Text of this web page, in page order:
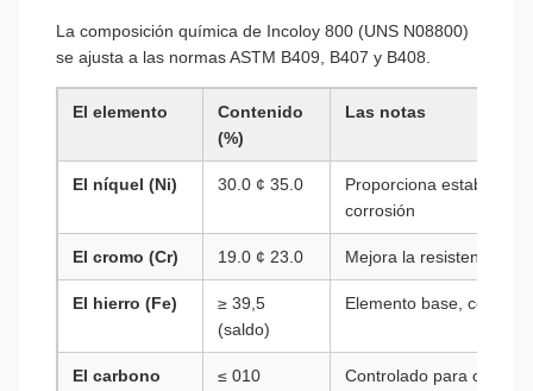
La composición química de Incoloy 800 (UNS N08800)
se ajusta a las normas ASTM B409, B407 y B408.
El elemento
Contenido
(%)
Las notas
El níquel (Ni) 30.0 ¢ 35.0
Proporciona estabilidad
corrosión
El cromo (Cr) 19.0 ¢ 23.0 Mejora la resistencia a
El hierro (Fe)
≥ 39,5
(saldo)
Elemento base, coste y
El carbono
≤ 010 Controlado para